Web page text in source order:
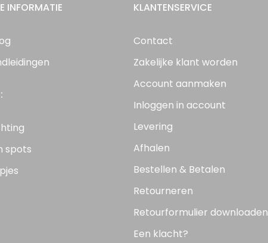
INFORMATIE
spots
KLANTENSERVICE
Contact
Zakelijke klant worden
Account aanmaken
Inloggen in account
Levering
Afhalen
Bestellen & Betalen
Retourneren
Retourformulier downloaden
Een klacht?